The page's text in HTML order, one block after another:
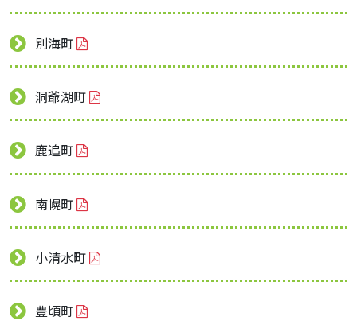
別海町
洞爺湖町
鹿追町
南幌町
小清水町
豊頃町